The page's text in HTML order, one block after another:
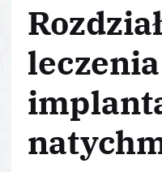
leczenia